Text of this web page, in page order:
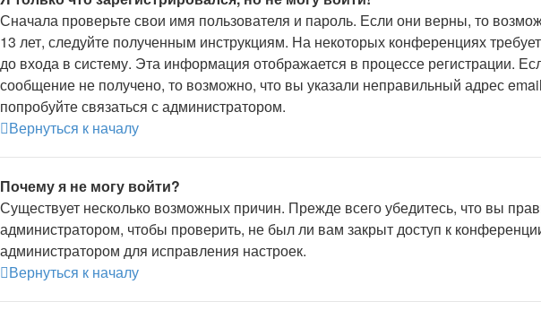
Сначала проверьте свои имя пользователя и пароль. Если они верны, то
13 лет, следуйте полученным инструкциям. На некоторых конференциях
до входа в систему. Эта информация отображается в процессе регистрации.
сообщение не получено, то возможно, что вы указали неправильный адрес
попробуйте связаться с администратором.
Вернуться к началу
Почему я не могу войти?
Существует несколько возможных причин. Прежде всего убедитесь, что вы
администратором, чтобы проверить, не был ли вам закрыт доступ к
администратором для исправления настроек.
Вернуться к началу